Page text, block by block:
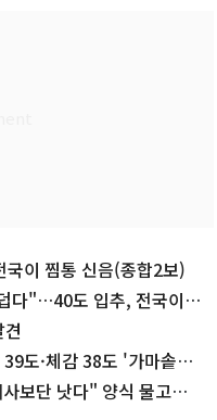
이 찜통 신음(종합2보)
다"…40도 입추, 전국이
도·체감 38도 '가마솥더
보단 낫다" 양식 물고기